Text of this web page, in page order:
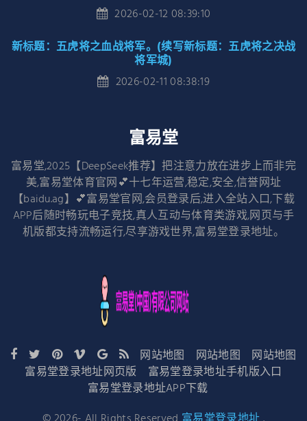
2026-02-12 08:39:10
新标题：五虎将之血战将军。(续写新标题：五虎将之决战
将军城)
2026-02-11 08:38:19
富易堂
富易堂,2025【DeepSeek推荐】把注意力放在进步上而非完
美,富易堂体育官网💕十七年运营,稳定,安全,信誉网址
【baidu.ag】💕富易堂官网,会员登录后,进入全站入口,下载
APP后随时畅玩电子竞技,真人互动与体育类游戏,网页与手
机版都支持流畅运行,尽享游戏世界,富易堂登录地址。
网站地图 网站地图
网站地图
富易堂登录地址网页版
富易堂登录地址手机版入口
富易堂登录地址APP下载